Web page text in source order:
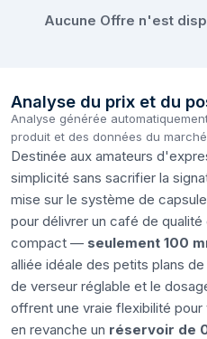
Aucune Offre n'est
Analyse du prix et du
Analyse générée
produit et des données du
Destinée aux amateurs
simplicité sans sacrifier la
mise sur le système de
pour délivrer un café de
compact — seulement 100
alliée idéale des petits plans
de verseur réglable et le
offrent une vraie flexibilité pour
en revanche un réservoir de